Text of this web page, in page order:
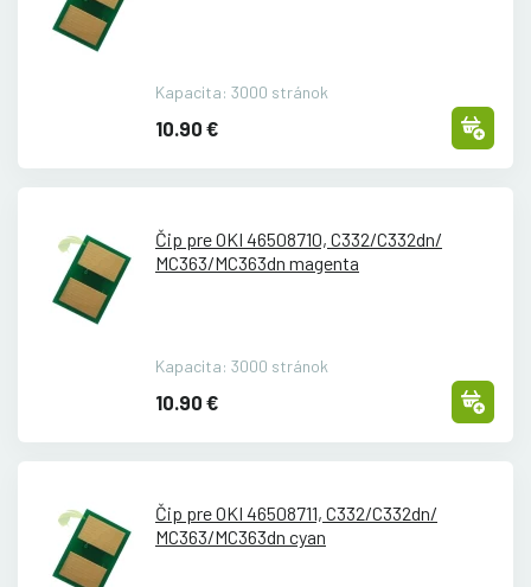
Kapacita: 3000 stránok
10.90 €
Čip pre OKI 46508710, C332/C332dn/
MC363/MC363dn magenta
Kapacita: 3000 stránok
10.90 €
Čip pre OKI 46508711, C332/C332dn/
MC363/MC363dn cyan